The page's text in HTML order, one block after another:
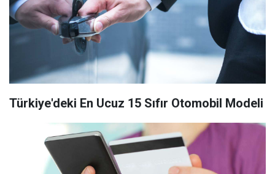
Türkiye'deki En Ucuz 15 Sıfır Otomobil Modeli